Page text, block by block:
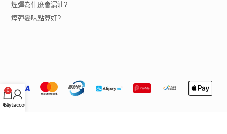
煙彈為什麼會漏油?
煙彈變味點算好?
0
Cart
My account